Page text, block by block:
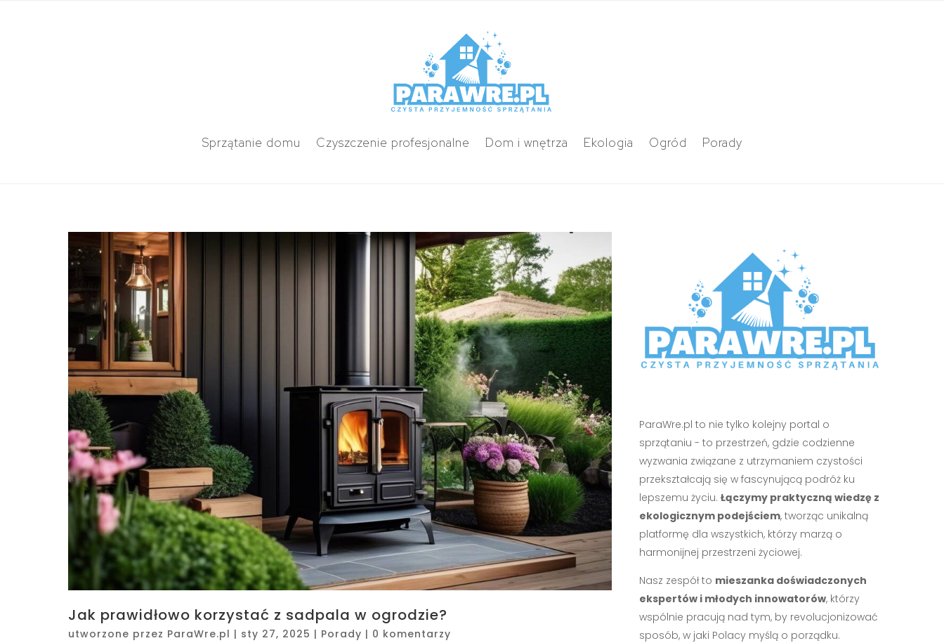
Sprzątanie domu Czyszczenie profesjonalne Dom i wnętrza Ekologia Ogród Porady
Jak prawidłowo korzystać z sadpala w ogrodzie?
utworzone przez ParaWre.pl | sty 27, 2025 | Porady | 0 komentarzy
ParaWre.pl to nie tylko kolejny portal o
sprzątaniu - to przestrzeń, gdzie codzienne
wyzwania związane z utrzymaniem czystości
przekształcają się w fascynującą podróż ku
lepszemu życiu. Łączymy praktyczną wiedzę z
ekologicznym podejściem, tworząc unikalną
platformę dla wszystkich, którzy marzą o
harmonijnej przestrzeni życiowej.
Nasz zespół to mieszanka doświadczonych
ekspertów i młodych innowatorów, którzy
wspólnie pracują nad tym, by revolucjonizować
sposób, w jaki Polacy myślą o porządku.